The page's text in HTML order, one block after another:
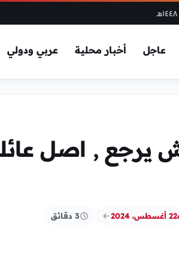
عاجل أخبار محلية عربي ودولي
يرجع , اصل
22 أغسطس، 2024 3 دقائق